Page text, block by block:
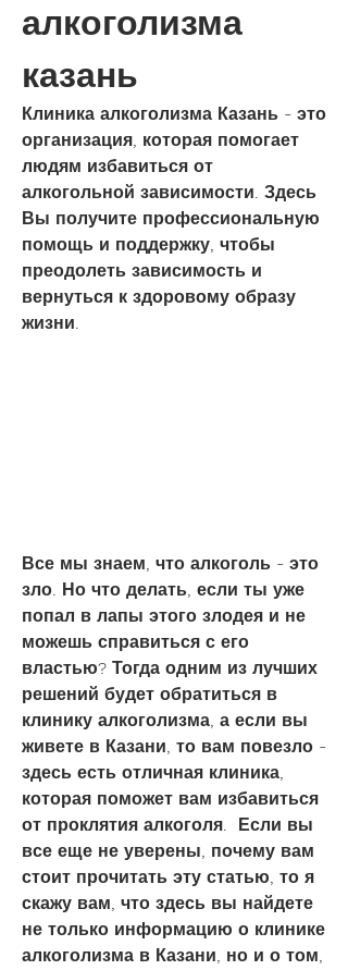
алкоголизма
казань
Клиника алкоголизма Казань - это
организация, которая помогает
людям избавиться от
алкогольной зависимости. Здесь
Вы получите профессиональную
помощь и поддержку, чтобы
преодолеть зависимость и
вернуться к здоровому образу
жизни.
Все мы знаем, что алкоголь - это
зло. Но что делать, если ты уже
попал в лапы этого злодея и не
можешь справиться с его
властью? Тогда одним из лучших
решений будет обратиться в
клинику алкоголизма, а если вы
живете в Казани, то вам повезло -
здесь есть отличная клиника,
которая поможет вам избавиться
от проклятия алкоголя.  Если вы
все еще не уверены, почему вам
стоит прочитать эту статью, то я
скажу вам, что здесь вы найдете
не только информацию о клинике
алкоголизма в Казани, но и о том,